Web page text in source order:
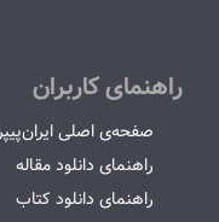
راهنمای کاربران
صفحه‌ی اصلی
راهنمای دانلود مقاله
راهنمای دانلود کتاب